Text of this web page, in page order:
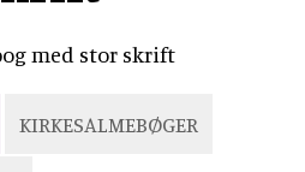
med stor skrift
KIRKESALMEBØGER